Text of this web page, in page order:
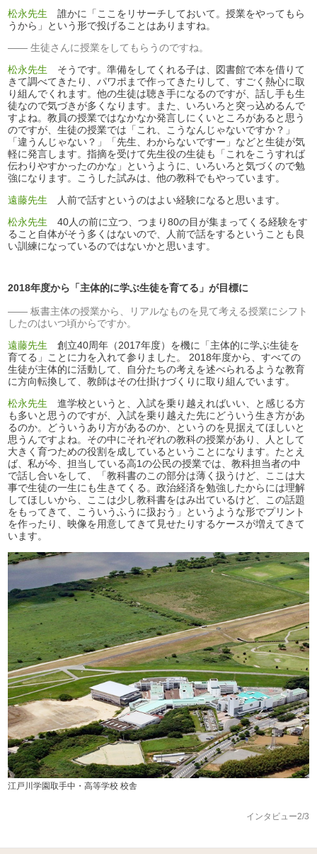
松永先生 誰かに「ここをリサーチしておいて。授業をやってもら
うから」という形で投げることはありますね。
生徒さんに授業をしてもらうのですね。
松永先生 そうです。準備をしてくれる子は、図書館で本を借りて
きて調べてきたり、パワポまで作ってきたりして、すごく熱心に取
り組んでくれます。他の生徒は聴き手になるのですが、話し手も生
徒なので気づきが多くなります。また、いろいろと突っ込めるんで
すよね。教員の授業ではなかなか発言しにくいところがあると思う
のですが、生徒の授業では「これ、こうなんじゃないですか？」
「違うんじゃない？」「先生、わからないですー」などと生徒が気
軽に発言します。指摘を受けて先生役の生徒も「これをこうすれば
伝わりやすかったのかな」というように、いろいろと気づくので勉
強になります。こうした試みは、他の教科でもやっています。
遠藤先生 人前で話すというのはよい経験になると思います。
松永先生 40人の前に立つ、つまり80の目が集まってくる経験をす
ること自体がそう多くはないので、人前で話をするということも良
い訓練になっているのではないかと思います。
2018年度から「主体的に学ぶ生徒を育てる」が目標に
板書主体の授業から、リアルなものを見て考える授業にシフト
したのはいつ頃からですか。
遠藤先生 創立40周年（2017年度）を機に「主体的に学ぶ生徒を
育てる」ことに力を入れて参りました。 2018年度から、すべての
生徒が主体的に活動して、自分たちの考えを述べられるような教育
に方向転換して、教師はその仕掛けづくりに取り組んでいます。
松永先生 進学校というと、入試を乗り越えればいい、と感じる方
も多いと思うのですが、入試を乗り越えた先にどういう生き方があ
るのか。どういうあり方があるのか、というのを見据えてほしいと
思うんですよね。その中にそれぞれの教科の授業があり、人として
大きく育つための役割を成しているということになります。たとえ
ば、私が今、担当している高1の公民の授業では、教科担当者の中
で話し合いをして、「教科書のこの部分は薄く扱うけど、ここは大
事で生徒の一生にも生きてくる。政治経済を勉強したからには理解
してほしいから、ここは少し教科書をはみ出ているけど、この話題
をもってきて、こういうふうに扱おう」というような形でプリント
を作ったり、映像を用意してきて見せたりするケースが増えてきて
います。
江戸川学園取手中・高等学校 校舎
インタビュー2/3